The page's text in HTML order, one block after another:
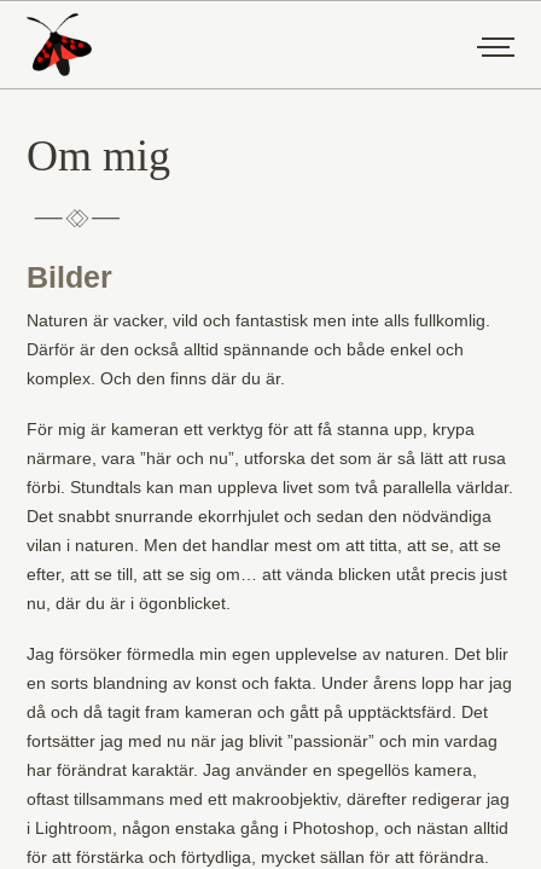
Om mig
Bilder
Naturen är vacker, vild och fantastisk men inte alls fullkomlig.
Därför är den också alltid spännande och både enkel och
komplex. Och den finns där du är.
För mig är kameran ett verktyg för att få stanna upp, krypa
närmare, vara ”här och nu”, utforska det som är så lätt att rusa
förbi. Stundtals kan man uppleva livet som två parallella världar.
Det snabbt snurrande ekorrhjulet och sedan den nödvändiga
vilan i naturen. Men det handlar mest om att titta, att se, att se
efter, att se till, att se sig om… att vända blicken utåt precis just
nu, där du är i ögonblicket.
Jag försöker förmedla min egen upplevelse av naturen. Det blir
en sorts blandning av konst och fakta. Under årens lopp har jag
då och då tagit fram kameran och gått på upptäcktsfärd. Det
fortsätter jag med nu när jag blivit ”passionär” och min vardag
har förändrat karaktär. Jag använder en spegellös kamera,
oftast tillsammans med ett makroobjektiv, därefter redigerar jag
i Lightroom, någon enstaka gång i Photoshop, och nästan alltid
för att förstärka och förtydliga, mycket sällan för att förändra.